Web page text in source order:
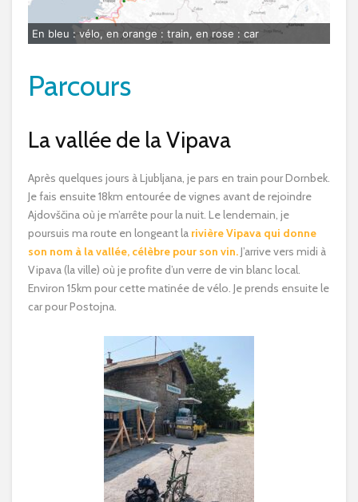
En bleu : vélo, en orange : train, en rose : car
Parcours
La vallée de la Vipava
Après quelques jours à Ljubljana, je pars en train pour Dornbek.
Je fais ensuite 18km entourée de vignes avant de rejoindre
Ajdovščina où je m’arrête pour la nuit. Le lendemain, je
poursuis ma route en longeant la rivière Vipava qui donne
son nom à la vallée, célèbre pour son vin.J’arrive vers midi à
Vipava (la ville) où je profite d’un verre de vin blanc local.
Environ 15km pour cette matinée de vélo. Je prends ensuite le
car pour Postojna.